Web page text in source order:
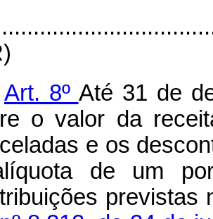
Art. 8º Até 31 de
o valor da
e os
de um
previstas